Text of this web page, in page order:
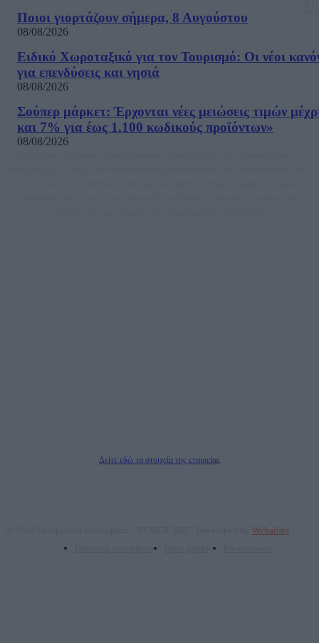
Ποιοι γιορτάζουν σήμερα, 8 Αυγούστου
08/08/2026
Ειδικό Χωροταξικό για τον Τουρισμό: Οι νέοι
για επενδύσεις και νησιά
08/08/2026
Σούπερ μάρκετ: Έρχονται νέες μειώσεις τιμών
και 7% για έως 1.100 κωδικούς προϊόντων»
08/08/2026
Δείτε εδώ τα στοιχεία της εταιρείας
Webalists